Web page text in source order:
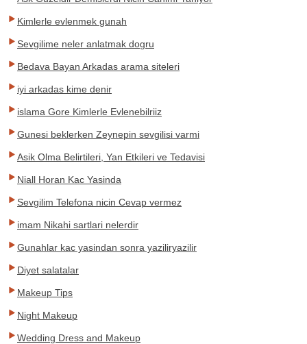
Kimlerle evlenmek gunah
Sevgilime neler anlatmak dogru
Bedava Bayan Arkadas arama siteleri
iyi arkadas kime denir
islama Gore Kimlerle Evlenebilriiz
Gunesi beklerken Zeynepin sevgilisi varmi
Asik Olma Belirtileri, Yan Etkileri ve Tedavisi
Niall Horan Kac Yasinda
Sevgilim Telefona nicin Cevap vermez
imam Nikahi sartlari nelerdir
Gunahlar kac yasindan sonra yaziliryazilir
Diyet salatalar
Makeup Tips
Night Makeup
Wedding Dress and Makeup